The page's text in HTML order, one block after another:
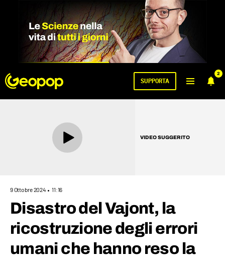
2
SUPPORTA
VIDEO SUGGERITO
9 Ottobre 2024 11:16
Disastro del Vajont, la
ricostruzione degli errori
umani che hanno reso la